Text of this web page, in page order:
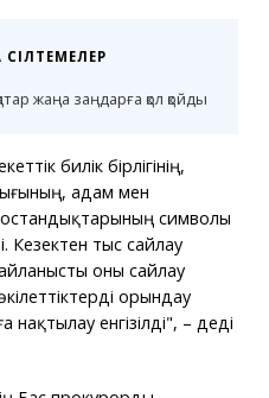
жаңа заңдарға қол қойды
билік бірлігінің,
адам мен
символы
Кезектен тыс сайлау
оны сайлау
өкілеттіктерді орындау
нақтылау енгізілді", – деді